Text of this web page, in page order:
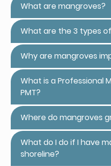
What are mangroves?
What are the 3 types
Why are mangroves
What is a Professional
PMT?
Where do mangroves
What do I do if I have
shoreline?